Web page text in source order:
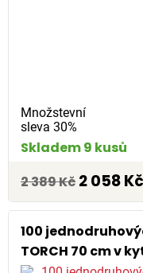
Množstevní
sleva 30%
Skladem 9 kusů
2 389 Kč 2 058 Kč
100
TORCH 70 cm v